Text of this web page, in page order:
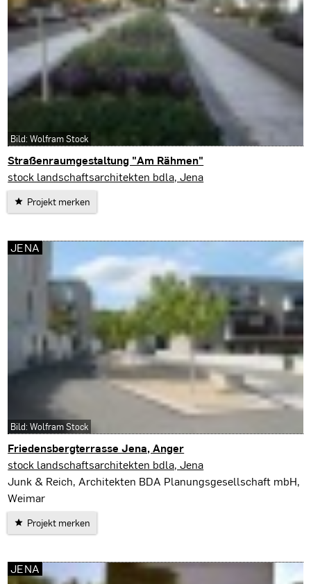
Straßenraumgestaltung "Am Rähmen"
Jena
stock landschaftsarchitekten bdla, Jena
Projekt merken
Bild: Wolfram Stock
Friedensbergterrasse Jena, Anger
Jena
stock landschaftsarchitekten bdla, Jena
Junk & Reich, Architekten BDA Planungsgesellschaft mbH,
Weimar
Projekt merken
JENA
Bild: Wolfram Stock
JENA